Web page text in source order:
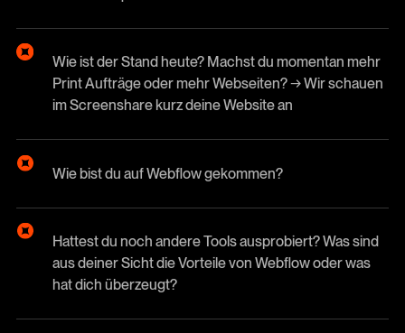
Wie ist der Stand heute? Machst du momentan mehr
Print Aufträge oder mehr Webseiten? → Wir schauen
im Screenshare kurz deine Website an
Wie bist du auf Webflow gekommen?
Hattest du noch andere Tools ausprobiert? Was sind
aus deiner Sicht die Vorteile von Webflow oder was
hat dich überzeugt?